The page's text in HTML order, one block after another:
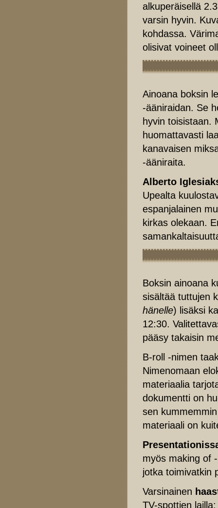
alkuperäisellä
varsin hyvin.
kohdassa.
olisivat voineet
Ainoana boksin
-ääniraidan. Se
hyvin toisistaan.
huomattavasti
kanavaisen
-ääniraita.
Alberto
Upealta
espanjalainen
kirkas olekaan.
Boksin ainoana
sisältää tuttujen
hänelle) lisäksi
12:30.
pääsy takaisin
B-roll -nimen
Nimenomaan
materiaalia
dokumentti on
sen
materiaali on
myös making of
jotka toimivatkin
Varsinainen
TV-spottien